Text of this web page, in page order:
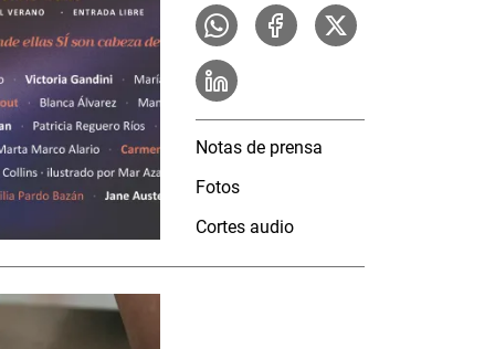
Notas de prensa
Fotos
Cortes audio